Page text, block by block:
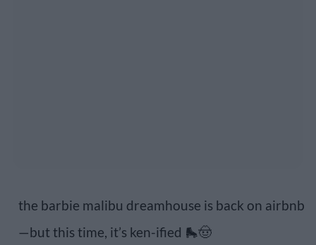
the barbie malibu dreamhouse is back on airbnb
—but this time, it’s ken-ified 🛼🤠